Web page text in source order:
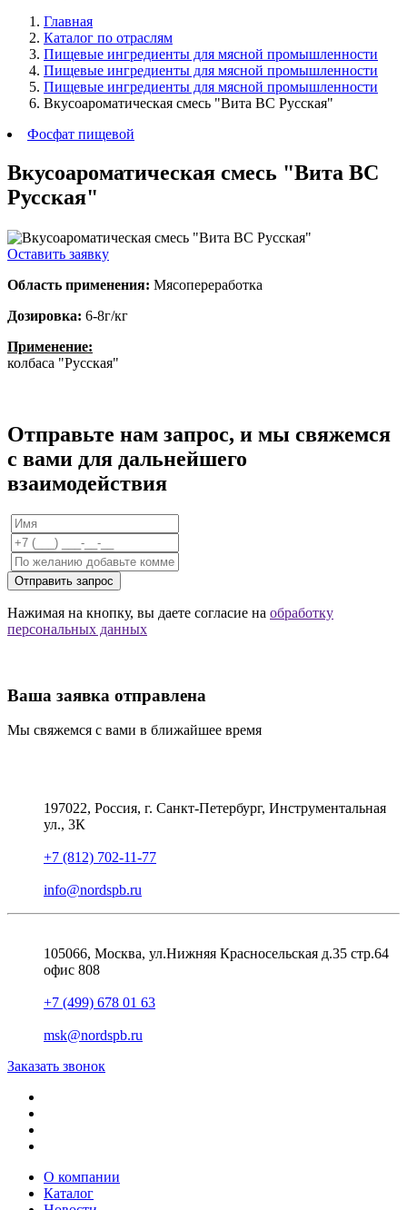
Главная
Каталог по отраслям
Пищевые ингредиенты для мясной промышленности
Пищевые ингредиенты для мясной промышленности
Пищевые ингредиенты для мясной промышленности
Вкусоароматическая смесь "Вита ВС Русская"
Фосфат пищевой
Вкусоароматическая смесь "Вита ВС
Русская"
Оставить заявку
Область применения: Мясопереработка
Дозировка: 6-8г/кг
Применение:
колбаса "Русская"
Отправьте нам запрос, и мы свяжемся
с вами для дальнейшего
взаимодействия
Отправить запрос
Нажимая на кнопку, вы даете согласие на обработку
персональных данных
Ваша заявка отправлена
Мы свяжемся с вами в ближайшее время
197022, Россия, г. Санкт-Петербург, Инструментальная
ул., 3К
+7 (812) 702-11-77
info@nordspb.ru
105066, Москва, ул.Нижняя Красносельская д.35 стр.64
офис 808
+7 (499) 678 01 63
msk@nordspb.ru
Заказать звонок
О компании
Каталог